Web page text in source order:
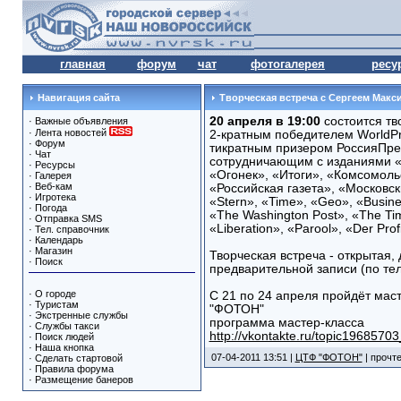
главная форум чат фотогалерея
Навигация сайта
· Важные объявления
· Лента новостей
· Форум
· Чат
· Ресурсы
· Галерея
· Веб-кам
· Игротека
· Погода
· Отправка SMS
· Тел. справочник
· Календарь
· Магазин
· Поиск
· О городе
· Туристам
· Экстренные службы
· Службы такси
· Поиск людей
· Наша кнопка
· Сделать стартовой
· Правила форума
· Размещение банеров
Творческая встреча с Сергеем
20 апреля в 19:00 состоится
2-кратным победителем
тикратным призером
сотрудничающим с изданиями
«Огонек», «Итоги»,
«Российская газета»,
«Stern», «Time», «Geo»,
«The Washington Post», «The
«Liberation», «Parool», «Der
Творческая встреча -
предварительной записи (по
С 21 по 24 апреля пройдёт
"ФОТОН"
программа мастер-класса
http://vkontakte.ru/
07-04-2011 13:51 | ЦТФ "ФОТОН"|